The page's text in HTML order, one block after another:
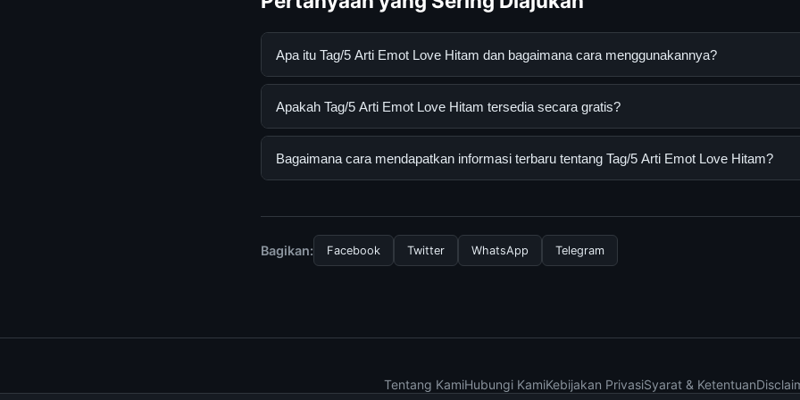
Apa itu Tag/5 Arti Emot Love Hitam dan bagaimana cara menggunakannya?
Tag/5 Arti Emot Love Hitam adalah layanan digital yang dirancang untuk membantu
mengikuti panduan yang tersedia.
Apakah Tag/5 Arti Emot Love Hitam tersedia secara gratis?
Ya, Tag/5 Arti Emot Love Hitam dapat diakses secara gratis oleh semua pengguna.
Bagaimana cara mendapatkan informasi terbaru tentang Tag/5 Arti Emot Love Hitam?
Bagikan:
Facebook Twitter WhatsApp Telegram
Tentang KamiHubungi KamiKebijakan PrivasiSyarat & Ketentuan